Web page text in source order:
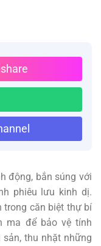
động, bắn súng với
phiêu lưu kinh dị.
trong căn biệt thự bí
ma để bảo vệ tính
thu nhặt những